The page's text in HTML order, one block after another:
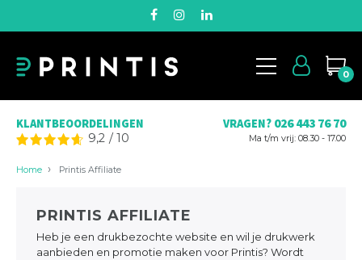
0
KLANTBEOORDELINGEN
9,2 /10
VRAGEN? 026 443 76 70
Ma t/m vrij: 08.30 - 17.00
Home Printis Affiliate
PRINTIS AFFILIATE
Heb je een drukbezochte website en wil je drukwerk
aanbieden en promotie maken voor Printis? Wordt